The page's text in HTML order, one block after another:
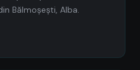
Bălmoşeşti, Alba.